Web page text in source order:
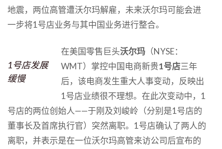
地震，两位高管遭沃尔玛解雇，未来沃尔玛可能会进
一步将1号店业务与其中国业务进行整合。
1号店发展
缓慢
在美国零售巨头沃尔玛 （NYSE：
WMT）掌控中国电商新贵1号店三年
后，该电商发生重大人事变动，反映出
1号店业绩很不理想。在此次变动中，1
号店的两位创始人——于刚及刘峻岭（分别是1号店的
董事长及首席执行官）突然离职。1号店确认了两人的
离职，并表示是在一位沃尔玛高管来访公司后宣布的